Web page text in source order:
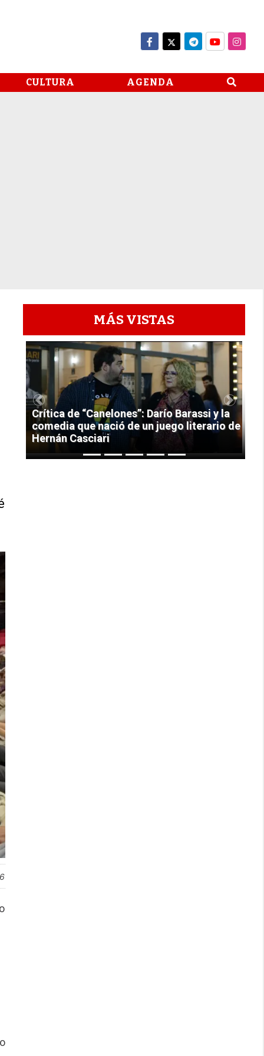
CULTURA AGENDA
MÁS VISTAS
1
Crítica de “Canelones”: Darío Barassi y la
comedia que nació de un juego literario de
Hernán Casciari
Previous Next